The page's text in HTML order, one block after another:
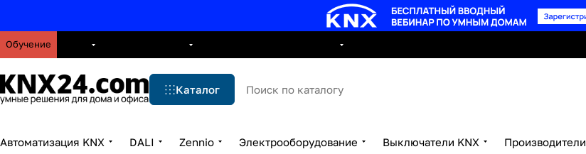
Обучение
Каталог
Автоматизация KNX DALI Zennio Электрооборудование Выключатели KNX Производители